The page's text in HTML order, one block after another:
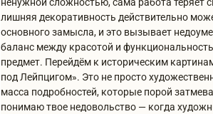
ненужной сложностью, сама работа теряет
лишняя декоративность действительно
основного замысла, и это вызывает
баланс между красотой и
предмет. Перейдём к историческим
под Лейпцигом». Это не просто
масса подробностей, которые порой
понимаю твое недовольство — когда